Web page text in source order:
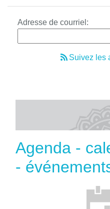
Adresse de courriel:
Suivez les
Agenda -
-